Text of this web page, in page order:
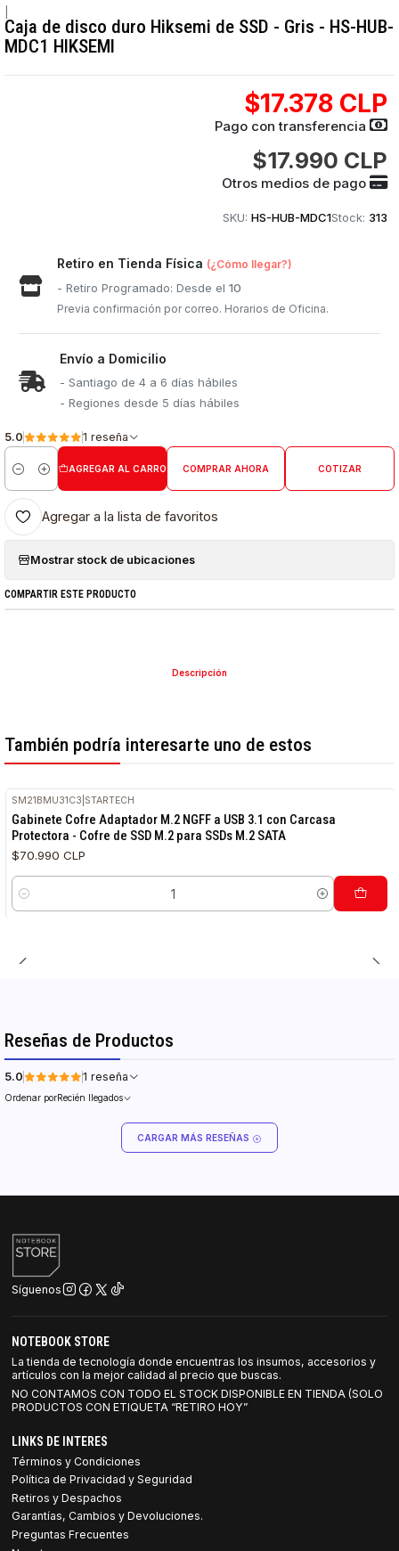
Caja de disco duro Hiksemi de SSD - Gris - HS-HUB-
MDC1 HIKSEMI
$17.378 CLP
Pago con transferencia
$17.990 CLP
Otros medios de pago
SKU: HS-HUB-MDC1Stock: 313
Retiro en Tienda Física (¿Cómo llegar?)
- Retiro Programado: Desde el10
Previa confirmación por correo. Horarios de Oficina.
Envío a Domicilio
- Santiago de 4 a 6 días hábiles
- Regiones desde 5 días hábiles
5.0 1 reseña
Cantidad
AGREGAR AL CARRO COMPRAR AHORA COTIZAR
Agregar a la lista de favoritos
Mostrar stock de ubicaciones
COMPARTIR ESTE PRODUCTO
Descripción
También podría interesarte uno de estos
SM21BMU31C3 STARTECH
Gabinete Cofre Adaptador M.2 NGFF a USB 3.1 con Carcasa
Protectora - Cofre de SSD M.2 para SSDs M.2 SATA
$70.990 CLP
Cantidad
Reseñas de Productos
5.0 1 reseña
Ordenar porRecién llegados
CARGAR MÁS RESEÑAS
Síguenos
NOTEBOOK STORE
La tienda de tecnología donde encuentras los insumos, accesorios y
artículos con la mejor calidad al precio que buscas.
NO CONTAMOS CON TODO EL STOCK DISPONIBLE EN TIENDA (SOLO
PRODUCTOS CON ETIQUETA “RETIRO HOY”
LINKS DE INTERES
Términos y Condiciones
Política de Privacidad y Seguridad
Retiros y Despachos
Garantías, Cambios y Devoluciones.
Preguntas Frecuentes